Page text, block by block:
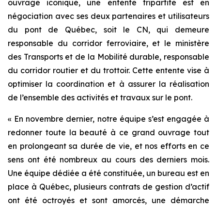
ouvrage iconique, une entente tripartite est en
négociation avec ses deux partenaires et utilisateurs
du pont de Québec, soit le CN, qui demeure
responsable du corridor ferroviaire, et le ministère
des Transports et de la Mobilité durable, responsable
du corridor routier et du trottoir. Cette entente vise à
optimiser la coordination et à assurer la réalisation
de l’ensemble des activités et travaux sur le pont.
« En novembre dernier, notre équipe s’est engagée à
redonner toute la beauté à ce grand ouvrage tout
en prolongeant sa durée de vie, et nos efforts en ce
sens ont été nombreux au cours des derniers mois.
Une équipe dédiée a été constituée, un bureau est en
place à Québec, plusieurs contrats de gestion d’actif
ont été octroyés et sont amorcés, une démarche